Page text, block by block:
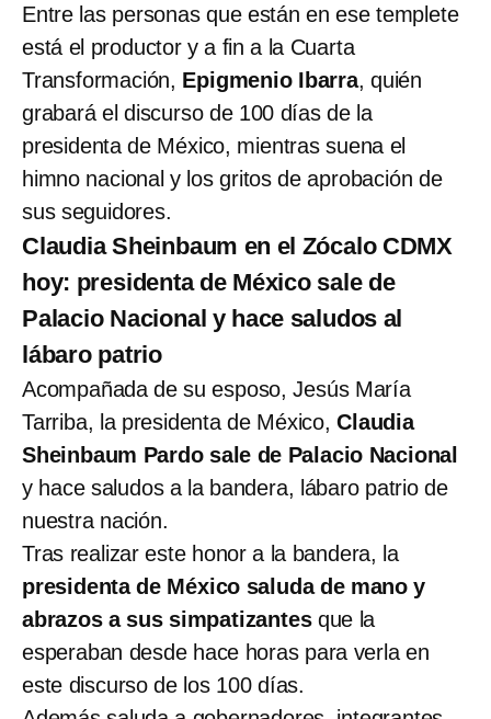
Entre las personas que están en ese templete
está el productor y a fin a la Cuarta
Transformación, Epigmenio Ibarra, quién
grabará el discurso de 100 días de la
presidenta de México, mientras suena el
himno nacional y los gritos de aprobación de
sus seguidores.
Claudia Sheinbaum en el Zócalo CDMX
hoy: presidenta de México sale de
Palacio Nacional y hace saludos al
lábaro patrio
Acompañada de su esposo, Jesús María
Tarriba, la presidenta de México,Claudia
Sheinbaum Pardo sale de Palacio Nacional
y hace saludos a la bandera, lábaro patrio de
nuestra nación.
Tras realizar este honor a la bandera, la
presidenta de México saluda de mano y
abrazos a sus simpatizantesque la
esperaban desde hace horas para verla en
este discurso de los 100 días.